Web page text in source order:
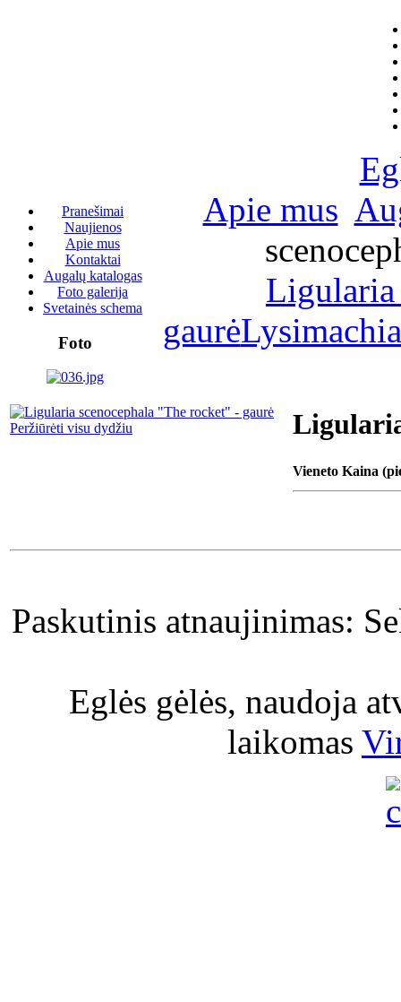
Pranešimai
Naujienos
Apie mus
Kontaktai
Augalų katalogas
Foto galerija
Svetainės schema
Foto
Apie mus
Ligularia
gaurė
Peržiūrėti visu dydžiu
Vieneto Kaina
Paskutinis atnaujinimas:
Eglės gėlės, naudoja
laikomas